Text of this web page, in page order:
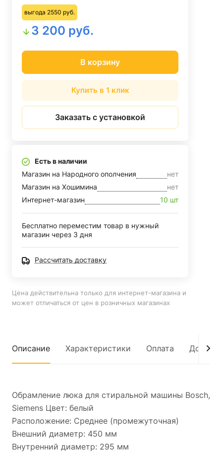
выгода 2550 руб.
3 200 руб.
В корзину
Купить в 1 клик
Заказать с установкой
Есть в наличии
Магазин на Народного ополчения
нет
Магазин на Хошимина
нет
Интернет-магазин
10 шт
Бесплатно переместим товар в нужный
магазин через 3 дня
Рассчитать доставку
Цена действительна только для интернет-магазина и
может отличаться от цен в розничных магазинах
Описание Характеристики Оплата
Обрамление люка для стиральной машины Bosch,
Siemens Цвет: белый
Расположение: Среднее (промежуточная)
Внешний диаметр: 450 мм
Внутренний диаметр: 295 мм